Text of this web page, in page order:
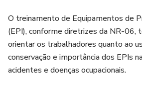
O treinamento de Equipamentos de
(EPI), conforme diretrizes da NR-06,
orientar os trabalhadores quanto ao
conservação e importância dos EPIs
acidentes e doenças ocupacionais.